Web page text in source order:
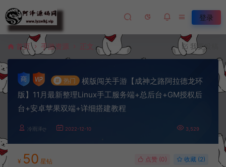
登录
首页 手游资源 正文 我要投稿
# 热门
横版闯关手游【成神之路阿拉德龙环
版】11月最新整理Linux手工服务端+总后台+GM授权后
台+安卓苹果双端+详细搭建教程
冷雨泽ღ 2022-12-10 3,529
¥ 50 星钻 点赞 (0) 收藏 (2)